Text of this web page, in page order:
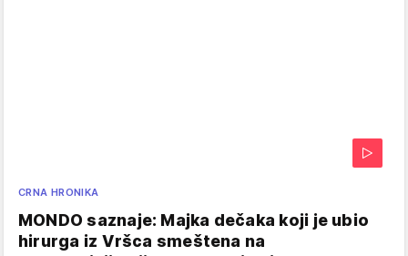
CRNA HRONIKA
MONDO saznaje: Majka dečaka koji je ubio
hirurga iz Vršca smeštena na